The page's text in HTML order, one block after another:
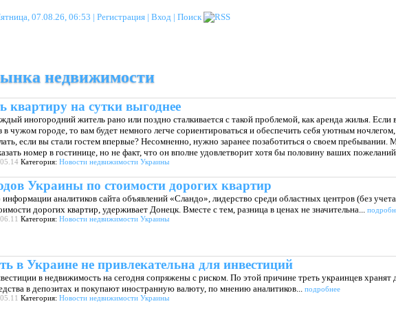
07.08.26, 06:53 | Регистрация| Вход | Поиск
недвижимости
квартиру на сутки выгоднее
иногородний житель рано или поздно сталкивается с такой проблемой, как аренда жилья. Если
в чужом городе, то вам будет немного легче сориентироваться и обеспечить себя уютным
если вы стали гостем впервые? Несомненно, нужно заранее позаботиться о своем пребывании.
номер в гостинице, но не факт, что он вполне удовлетворит хотя бы половину ваших
Категория: Новости недвижимости Украины
Украины по стоимости дорогих квартир
аналитиков сайта объявлений «Сландо», лидерство среди областных центров (без
дорогих квартир, удерживает Донецк. Вместе с тем, разница в ценах не значительна...
Категория: Новости недвижимости Украины
в Украине не привлекательна для инвестиций
в недвижимость на сегодня сопряжены с риском. По этой причине треть украинцев хранят
в депозитах и покупают иностранную валюту, по мнению аналитиков... подробнее
Категория: Новости недвижимости Украины